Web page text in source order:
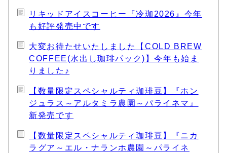
リキッドアイスコーヒー『冷珈2026』今年
も好評発売中です
大変お待たせいたしました【COLD BREW
COFFEE(水出し珈琲パック)】今年も始ま
りました♪
【数量限定スペシャルティ珈琲豆】『ホン
ジュラス～アルタミラ農園～パライネマ』
新発売です
【数量限定スペシャルティ珈琲豆】『ニカ
ラグア～エル・ナランホ農園～パライネ